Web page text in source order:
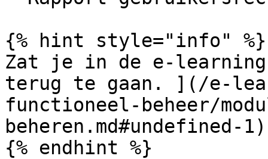
{% hint style="info" %}
Zat je in de e-
terug te gaan. ](/e-
functioneel-beheer/
beheren.md#undefined-1)
{% endhint %}